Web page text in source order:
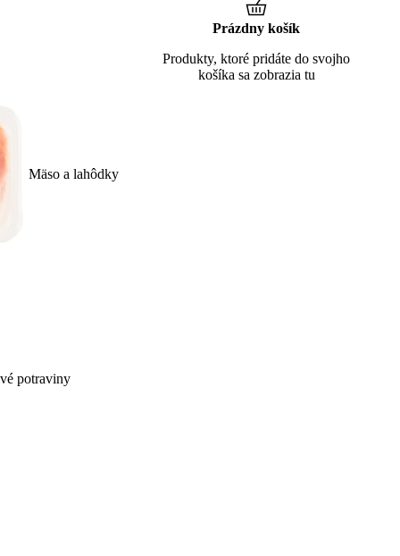
Mäso a lahôdky
potraviny
Prázdny košík
Produkty, ktoré pridáte do svojho
košíka sa zobrazia tu